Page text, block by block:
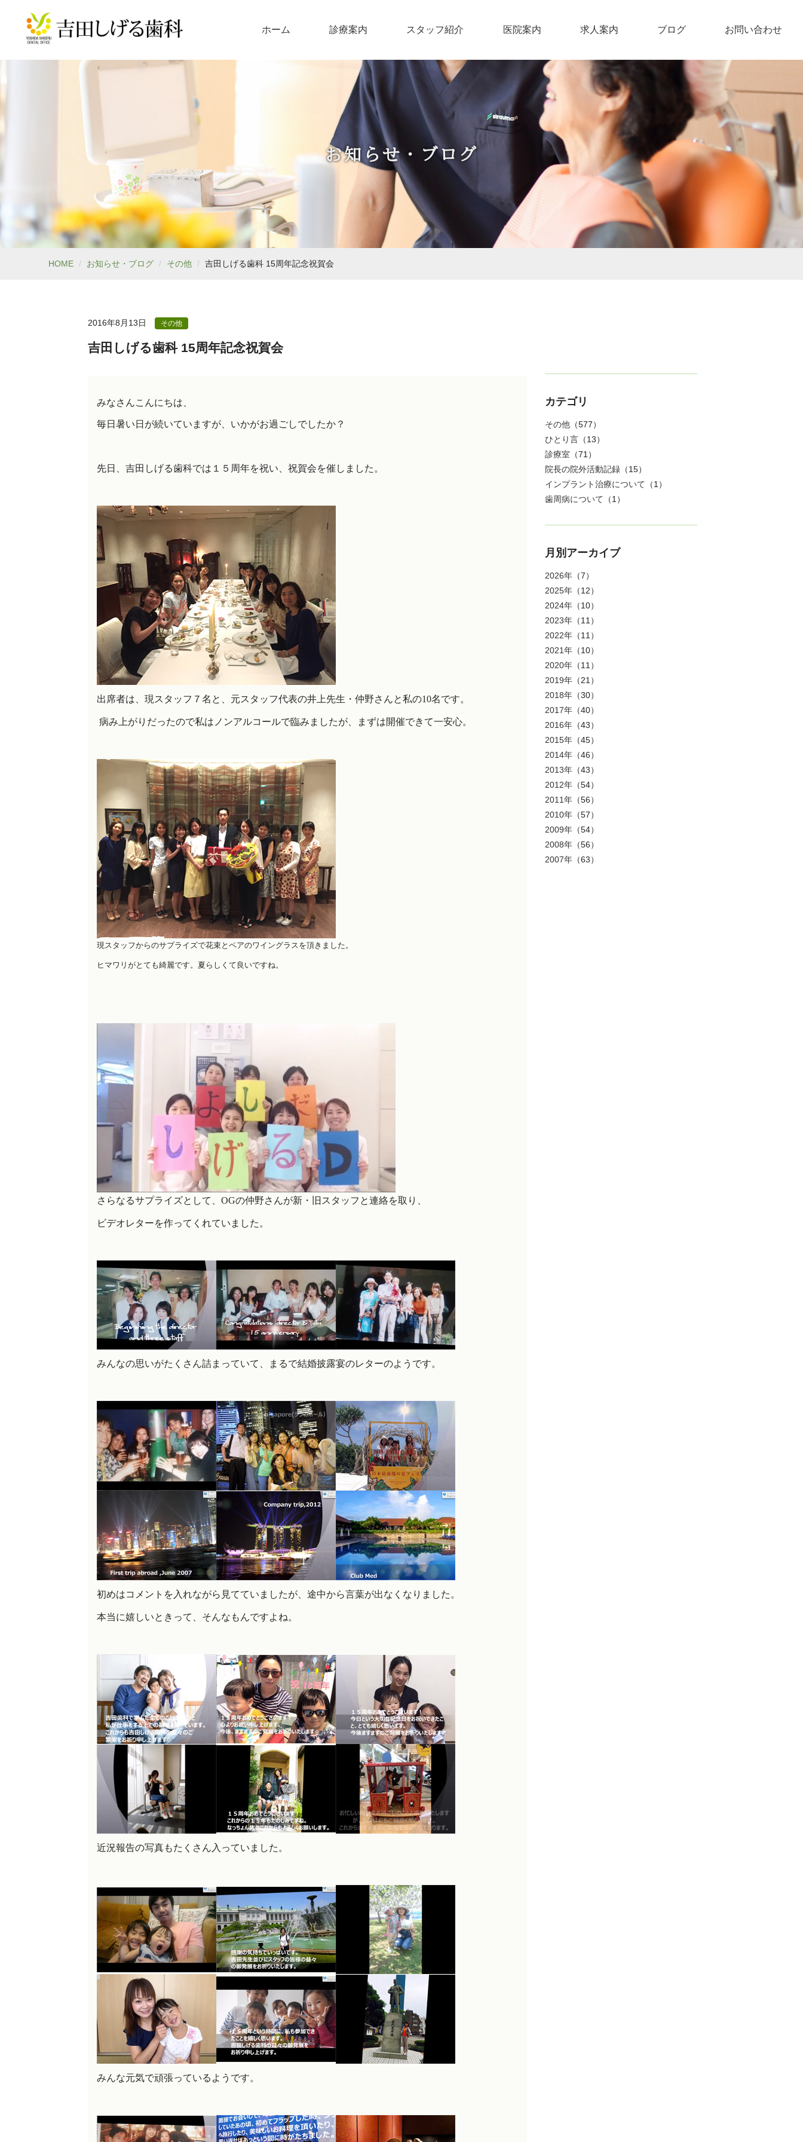
ホーム 診療案内 スタッフ紹介 医院案内 求人案内 ブログ お問い合わせ
お知らせ・ブログ
HOME お知らせ・ブログ その他 吉田しげる歯科 15周年記念祝賀会
2016年8月13日 その他
吉田しげる歯科 15周年記念祝賀会
みなさんこんにちは、
毎日暑い日が続いていますが、いかがお過ごしでしたか？
先日、吉田しげる歯科では１５周年を祝い、祝賀会を催しました。
出席者は、現スタッフ７名と、元スタッフ代表の井上先生・仲野さんと私の10名です。
病み上がりだったので私はノンアルコールで臨みましたが、まずは開催できて一安心。
現スタッフからのサプライズで花束とペアのワイングラスを頂きました。
ヒマワリがとても綺麗です。夏らしくて良いですね。
さらなるサプライズとして、 OGの仲野さんが新・旧スタッフと連絡を取り、
ビデオレターを作ってくれていました。
みんなの思いがたくさん詰まっていて、まるで結婚披露宴のレターのようです。
初めはコメントを入れながら見てていましたが、途中から言葉が出なくなりました 。
本当に嬉しいときって、そんなもんですよね。
近況報告の写真もたくさん入っていました。
みんな元気で頑張っているようです。
カテゴリ
その他 （577）
ひとり言 （13）
診療室 （71）
院長の院外活動記録 （15）
インプラント治療について （1）
歯周病について （1）
月別アーカイブ
2026年 （7）
2025年 （12）
2024年 （10）
2023年 （11）
2022年 （11）
2021年 （10）
2020年 （11）
2019年 （21）
2018年 （30）
2017年 （40）
2016年 （43）
2015年 （45）
2014年 （46）
2013年 （43）
2012年 （54）
2011年 （56）
2010年 （57）
2009年 （54）
2008年 （56）
2007年 （63）